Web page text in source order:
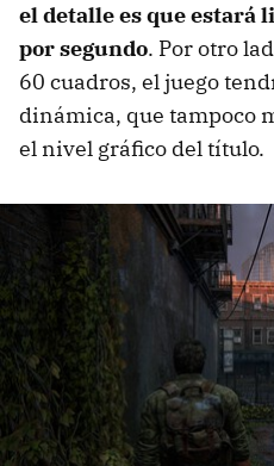
el detalle es que estará
por segundo. Por otro
60 cuadros, el juego
dinámica, que tampoco
el nivel gráfico del título.